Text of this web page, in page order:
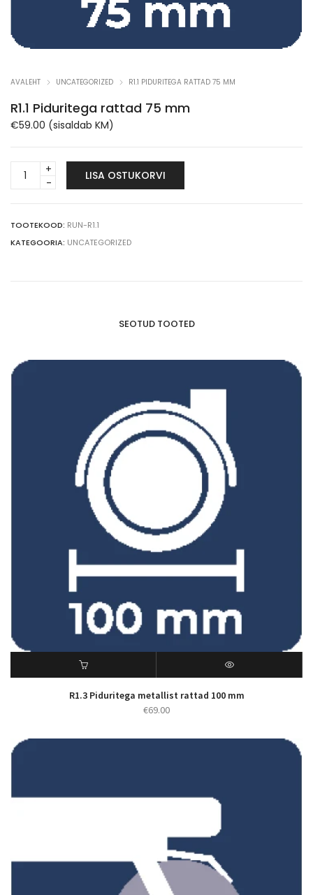
AVALEHT UNCATEGORIZED R1.1 PIDURITEGA RATTAD 75 MM
R1.1 Piduritega rattad 75 mm
€59.00 (sisaldab KM)
R1.1
Piduritega
mm
quantity
LISA OSTUKORVI
TOOTEKOOD: RUN-R1.1
KATEGOORIA: UNCATEGORIZED
SEOTUD TOOTED
R1.3 Piduritega metallist rattad 100 mm
€69.00